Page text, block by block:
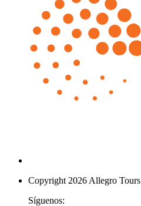
Copyright 2026 Allegro Tours
Síguenos: